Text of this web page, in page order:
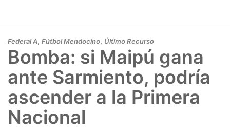
Federal A, Fútbol Mendocino, Último Recurso
Bomba: si Maipú gana
ante Sarmiento, podría
ascender a la Primera
Nacional